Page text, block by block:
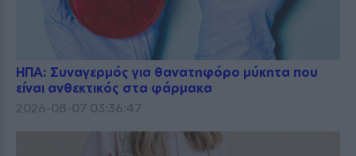
ΗΠΑ: Συναγερμός για θανατηφόρο μύκητα που
είναι ανθεκτικός στα φάρμακα
2026-08-07 03:36:47